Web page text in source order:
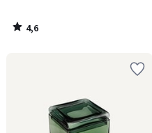
4,6
/